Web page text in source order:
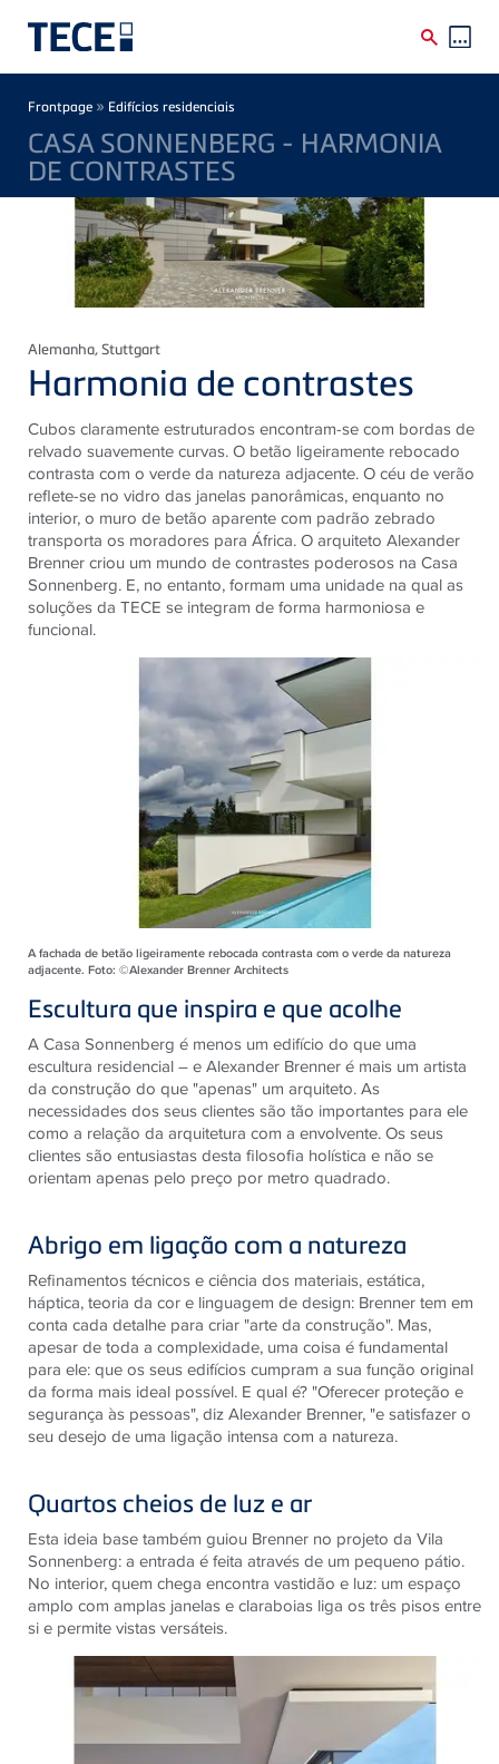
Breadcrumb
Frontpage » Edifícios residenciais
CASA SONNENBERG - HARMONIA
DE CONTRASTES
Alemanha, Stuttgart
Harmonia de contrastes
Cubos claramente estruturados encontram-se com bordas de
relvado suavemente curvas. O betão ligeiramente rebocado
contrasta com o verde da natureza adjacente. O céu de verão
reflete-se no vidro das janelas panorâmicas, enquanto no
interior, o muro de betão aparente com padrão zebrado
transporta os moradores para África. O arquiteto Alexander
Brenner criou um mundo de contrastes poderosos na Casa
Sonnenberg. E, no entanto, formam uma unidade na qual as
soluções da TECE se integram de forma harmoniosa e
funcional.
A fachada de betão ligeiramente rebocada contrasta com o verde da natureza
adjacente. Foto: ©Alexander Brenner Architects
Escultura que inspira e que acolhe
A Casa Sonnenberg é menos um edifício do que uma
escultura residencial – e Alexander Brenner é mais um artista
da construção do que "apenas" um arquiteto. As
necessidades dos seus clientes são tão importantes para ele
como a relação da arquitetura com a envolvente. Os seus
clientes são entusiastas desta filosofia holística e não se
orientam apenas pelo preço por metro quadrado.
Abrigo em ligação com a natureza
Refinamentos técnicos e ciência dos materiais, estática,
háptica, teoria da cor e linguagem de design: Brenner tem em
conta cada detalhe para criar "arte da construção". Mas,
apesar de toda a complexidade, uma coisa é fundamental
para ele: que os seus edifícios cumpram a sua função original
da forma mais ideal possível. E qual é? "Oferecer proteção e
segurança às pessoas", diz Alexander Brenner, "e satisfazer o
seu desejo de uma ligação intensa com a natureza.
Quartos cheios de luz e ar
Esta ideia base também guiou Brenner no projeto da Vila
Sonnenberg: a entrada é feita através de um pequeno pátio.
No interior, quem chega encontra vastidão e luz: um espaço
amplo com amplas janelas e claraboias liga os três pisos entre
si e permite vistas versáteis.